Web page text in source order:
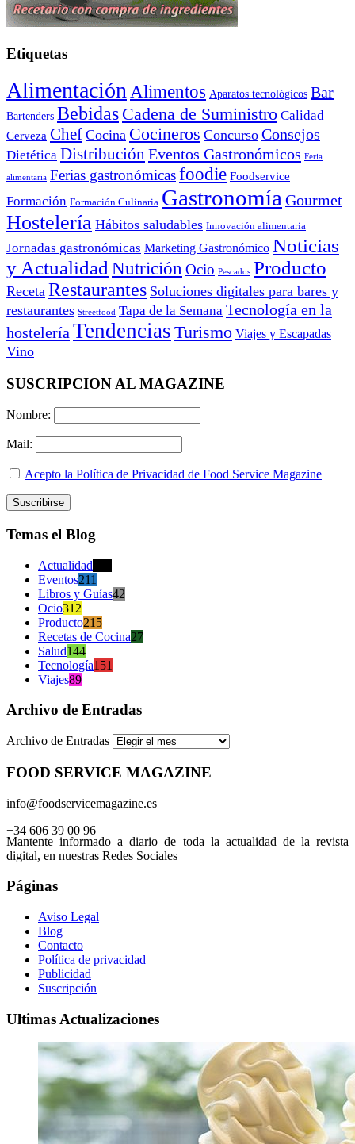
Etiquetas
Alimentación Alimentos Aparatos tecnológicos Bar
Bartenders Bebidas Cadena de Suministro Calidad
Cerveza Chef Cocina Cocineros Concurso Consejos
Dietética Distribución Eventos Gastronómicos Feria
alimentaria Ferias gastronómicasfoodie Foodservice
Formación Formación Culinaria Gastronomía Gourmet
Hostelería Hábitos saludables Innovación alimentaria
Jornadas gastronómicas Marketing Gastronómico Noticias
y Actualidad Nutrición Ocio Pescados Producto
Receta Restaurantes Soluciones digitales para bares y
restaurantes Streetfood Tapa de la Semana Tecnología en la
hostelería Tendencias Turismo Viajes y Escapadas
Vino
SUSCRIPCION AL MAGAZINE
Nombre:
Mail:
Acepto la Política de Privacidad de Food Service Magazine
Temas el Blog
Actualidad
Eventos211
Libros y Guías42
Ocio312
Producto215
Recetas de Cocina27
Salud144
Tecnología151
Viajes89
Archivo de Entradas
Archivo de Entradas
FOOD SERVICE MAGAZINE
info@foodservicemagazine.es
+34 606 39 00 96
Mantente informado a diario de toda la actualidad de la revista
digital, en nuestras Redes Sociales
Páginas
Aviso Legal
Blog
Contacto
Política de privacidad
Publicidad
Suscripción
Ultimas Actualizaciones